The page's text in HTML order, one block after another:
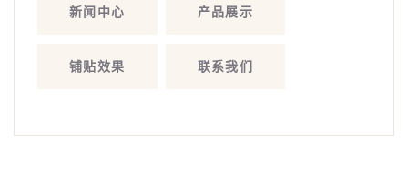
新闻中心 产品展示
铺贴效果 联系我们